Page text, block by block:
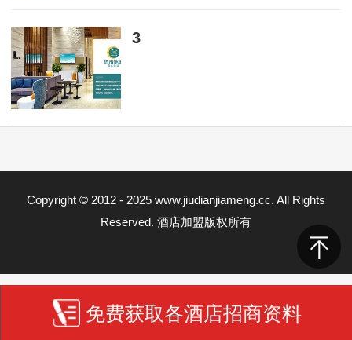
3
Copyright © 2012 - 2025 www.jiudianjiameng.cc. All Rights
Reserved. 酒店加盟版权所有
免费获取各酒店招商资料